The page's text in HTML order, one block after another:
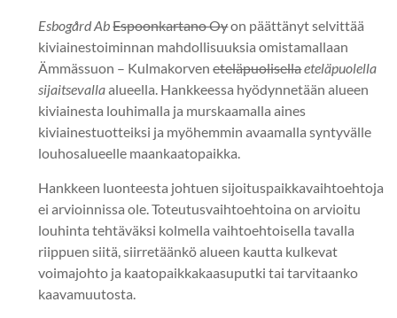
Esbogård AbEspoonkartano Oyon päättänyt selvittää
kiviainestoiminnan mahdollisuuksia omistamallaan
Ämmässuon – Kulmakorveneteläpuolisellaeteläpuolella
sijaitsevallaalueella. Hankkeessa hyödynnetään alueen
kiviainesta louhimalla ja murskaamalla aines
kiviainestuotteiksi ja myöhemmin avaamalla syntyvälle
louhosalueelle maankaatopaikka.
Hankkeen luonteesta johtuen sijoituspaikkavaihtoehtoja
ei arvioinnissa ole. Toteutusvaihtoehtoina on arvioitu
louhinta tehtäväksi kolmella vaihtoehtoisella tavalla
riippuen siitä, siirretäänkö alueen kautta kulkevat
voimajohto ja kaatopaikkakaasuputki tai tarvitaanko
kaavamuutosta.